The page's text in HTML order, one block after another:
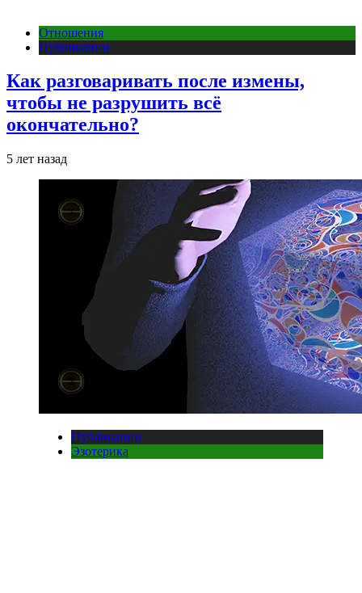
Отношения
Публикации
Как разговаривать после измены,
чтобы не разрушить всё
окончательно?
5 лет назад
Публикации
Эзотерика